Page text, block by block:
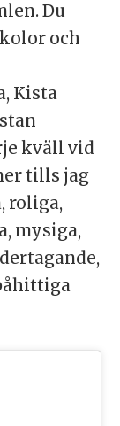
Du
och
Kista
kväll vid
tills jag
roliga,
mysiga,